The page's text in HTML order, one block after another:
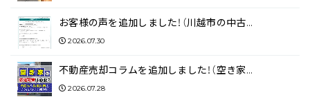
お客様の声を追加しました！（川越市の中古…
2026.07.30
不動産売却コラムを追加しました！（空き家…
2026.07.28